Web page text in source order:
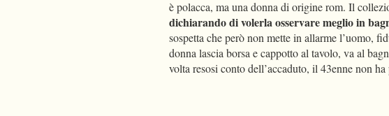
è polacca, ma una donna di origine rom. Il
dichiarando di volerla osservare meglio in
sospetta che però non mette in allarme l’uomo,
donna lascia borsa e cappotto al tavolo, va al
volta resosi conto dell’accaduto, il 43enne non